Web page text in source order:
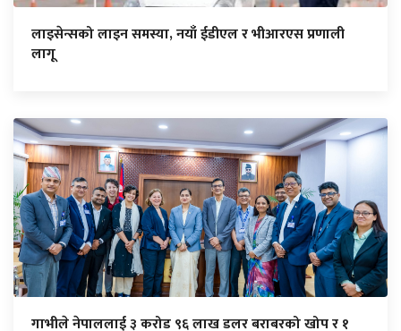
लाइसेन्सको लाइन समस्या, नयाँ ईडीएल र भीआरएस प्रणाली
लागू
गाभीले नेपाललाई ३ करोड ९६ लाख डलर बराबरको खोप र १